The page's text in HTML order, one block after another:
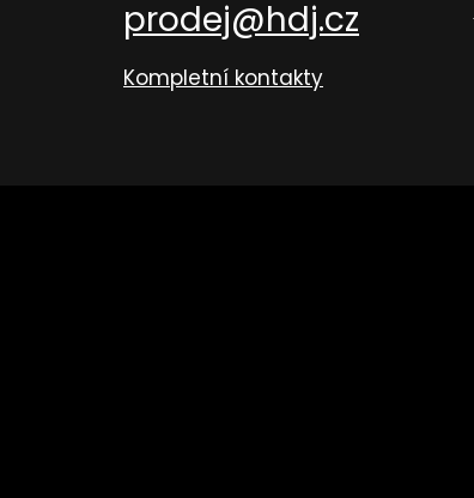
prodej@hdj.cz
Kompletní kontakty